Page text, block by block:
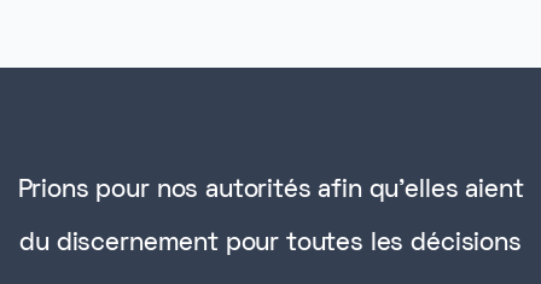
Prions pour nos autorités afin qu'elles aient
du discernement pour toutes les décisions